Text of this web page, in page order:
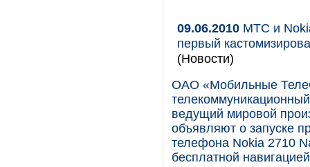
09.06.2010 МТС и
первый
(Новости)
ОАО «Мобильные
ведущий мировой
объявляют о запуске
телефона Nokia 2710
бесплатной